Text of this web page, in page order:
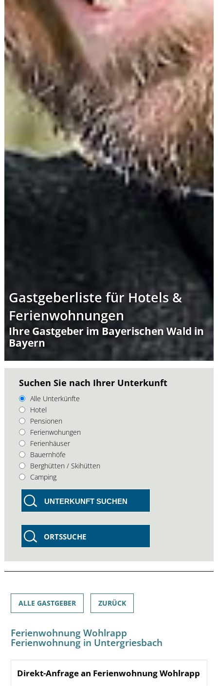
Gastgeberliste für Hotels &
Ferienwohnungen
Ihre Gastgeber im Bayerischen Wald in
Bayern
Suchen Sie nach Ihrer Unterkunft
Alle Unterkünfte
Hotel
Pensionen
Ferienwohungen
Ferienhäuser
Bauernhöfe
Berghütten / Skihütten
Camping
UNTERKUNFT SUCHEN
ORTSSUCHE
ALLE GASTGEBER ZURÜCK
Ferienwohnung Wohlrapp
Ferienwohnung in Untergriesbach
Direkt-Anfrage an Ferienwohnung Wohlrapp